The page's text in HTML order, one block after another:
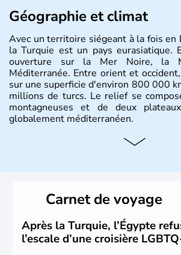
Géographie et climat
Avec un territoire siégeant à la fois en
la Turquie est un pays eurasiatique.
ouverture sur la Mer Noire, la
Méditerranée. Entre orient et
sur une superficie d'environ 800 000
millions de turcs. Le relief se
montagneuses et de deux
globalement méditerranéen.
Histoire et administration
qui constitueront en 1299 les
ottoman. Après avoir rattaché
orientale au territoire turc, la
le 29 octobre 1923. Ankara
titre de capitale du pays.
Carnet de voyage
Après la Turquie, l’Égypte
l’escale d’une croisière